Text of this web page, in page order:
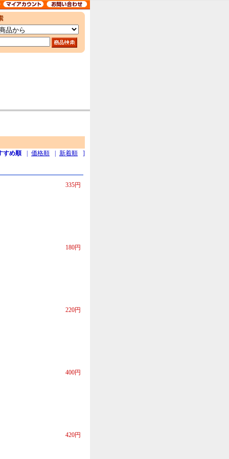
すめ順 価格順 新着順
]
335円
180円
220円
400円
420円